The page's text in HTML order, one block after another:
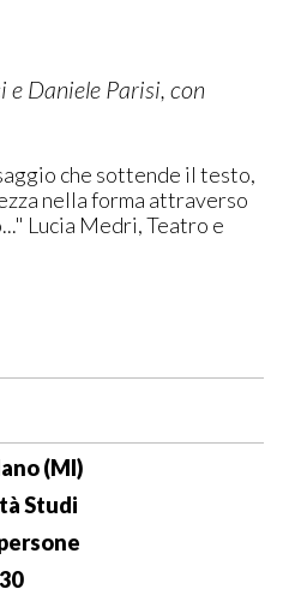
Daniele Parisi, con
che sottende il testo,
nella forma attraverso
Lucia Medri, Teatro e
(MI)
Studi